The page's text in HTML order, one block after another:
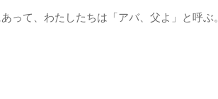
って、わたしたちは「アバ、父よ」と呼ぶ。